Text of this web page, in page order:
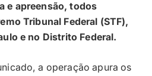
e apreensão, todos
Tribunal Federal (STF),
e no Distrito Federal.
a operação apura os